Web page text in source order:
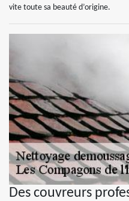
vite toute sa beauté d’origine.
Des couvreurs